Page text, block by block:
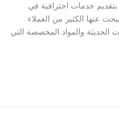
خدمات احترافية في
عنها الكثير من العملاء
الحديثة والمواد المخصصة التي